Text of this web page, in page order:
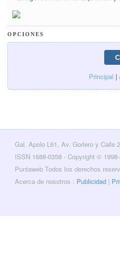
OPCIONES
Principal |
Gal. Apolo L61, Av. Gorlero y Calle
ISSN 1688-0358 - Copyright ©
Puntaweb Todos los derechos
Acerca de nosotros : Publicidad |
Twitter